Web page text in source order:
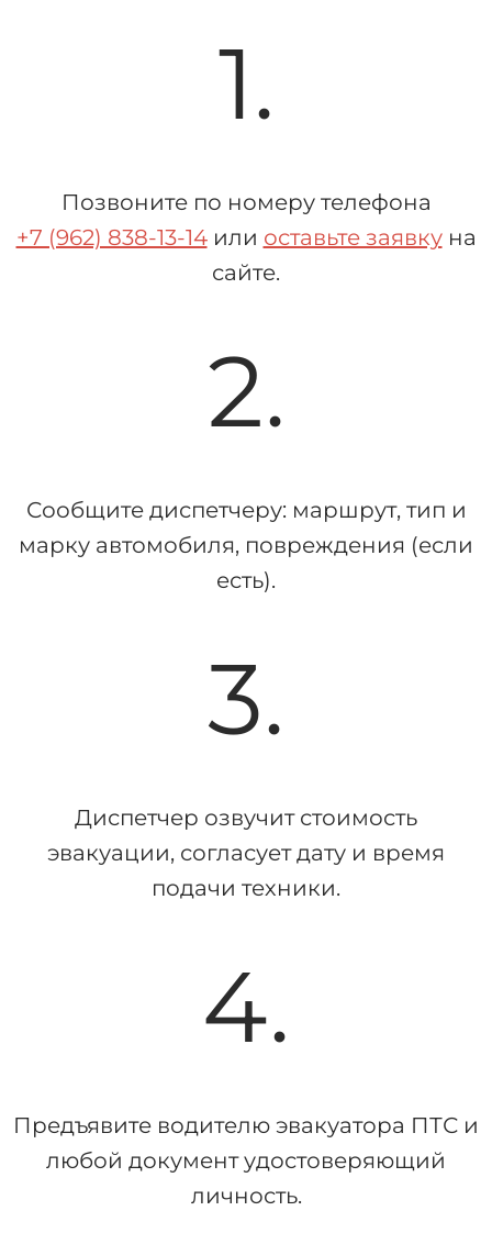
1.
Позвоните по номеру телефона
+7 (962) 838-13-14или оставьте заявку на
сайте.
2.
Сообщите диспетчеру: маршрут, тип и
марку автомобиля, повреждения (если
есть).
3.
Диспетчер озвучит стоимость
эвакуации, согласует дату и время
подачи техники.
4.
Предъявите водителю эвакуатора ПТС и
любой документ удостоверяющий
личность.